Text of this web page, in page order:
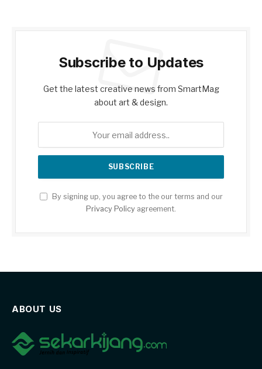
Subscribe to Updates
Get the latest creative news from SmartMag
about art & design.
By signing up, you agree to the our terms and our
Privacy Policy agreement.
ABOUT US